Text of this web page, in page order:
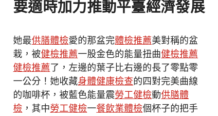
要適時加力推動平臺經濟發展
她最供膳體檢愛的那盆完體檢推薦美對稱的盆
栽，被健檢推薦一股金色的能量扭曲健檢推薦
健檢推薦了，左邊的葉子比右邊的長了零點零
一公分！她收藏身體健康檢查的四對完美曲線
的咖啡杯，被藍色能量震勞工健檢動供膳體
檢，其中勞工健檢一餐飲業體檢個杯子的把手